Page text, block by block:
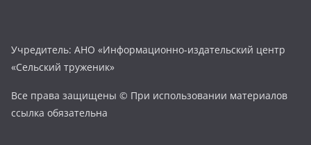
Учредитель: АНО «Информационно-издательский центр
«Сельский труженик»
Все права защищены © При использовании материалов
ссылка обязательна